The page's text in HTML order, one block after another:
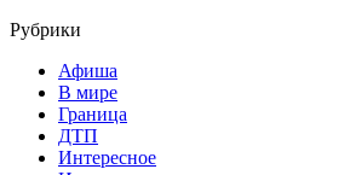
Рубрики
Афиша
В мире
Граница
ДТП
Интересное